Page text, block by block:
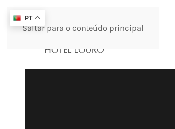
Saltar para o conteúdo principal
PT